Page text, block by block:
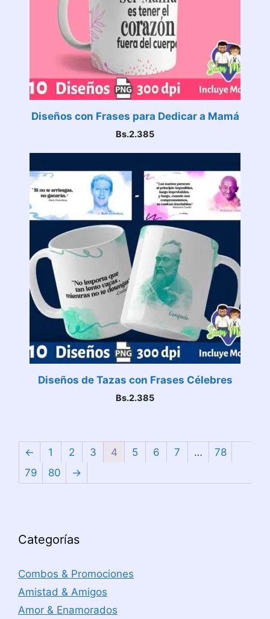
Diseños con Frases para Dedicar a Mamá
Bs.2.385
Diseños de Tazas con Frases Célebres
Bs.2.385
← 1 2 3 4 5 6 7 …
78
79
80 →
Categorías
Combos & Promociones
Amistad & Amigos
Amor & Enamorados